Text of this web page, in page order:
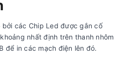
các Chip Led được gắn cố
nhất định trên thanh nhôm
để in các mạch điện lên đó.